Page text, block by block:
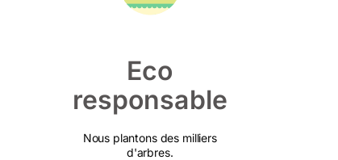
Eco
responsable
Nous plantons des milliers
d'arbres.